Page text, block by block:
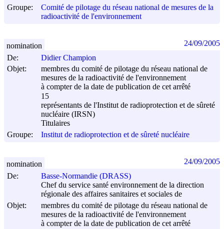
Groupe:
Comité de pilotage du réseau national de mesures de la
radioactivité de l'environnement
De:
Didier Champion
Objet:
membres du comité de pilotage du réseau national de
mesures de la radioactivité de l'environnement
à compter de la date de publication de cet arrêté
15
représentants de l'Institut de radioprotection et de sûreté
nucléaire (IRSN)
Titulaires
Groupe:
Institut de radioprotection et de sûreté nucléaire
nomination 24/09/2005
De:
Basse-Normandie (DRASS)
Chef du service santé environnement de la direction
régionale des affaires sanitaires et sociales de
Objet:
membres du comité de pilotage du réseau national de
mesures de la radioactivité de l'environnement
à compter de la date de publication de cet arrêté
nomination 24/09/2005